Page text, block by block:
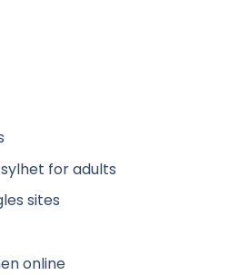
for adults
sites
online